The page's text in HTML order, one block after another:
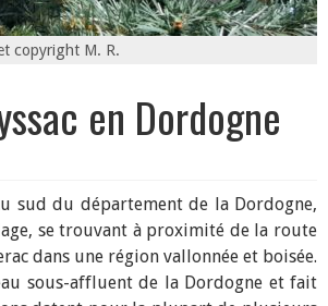
copyright M. R.
en Dordogne
sud du département de la Dordogne,
se trouvant à proximité de la route
dans une région vallonnée et boisée.
sous-affluent de la Dordogne et fait